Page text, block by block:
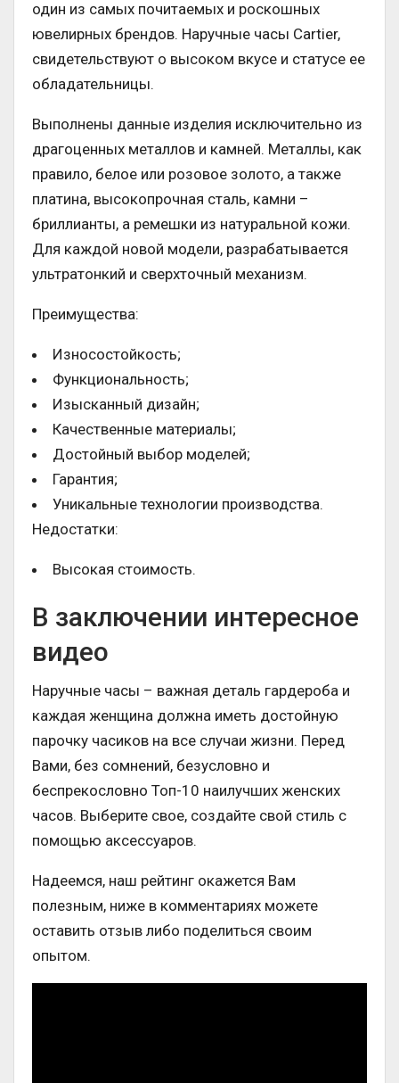
один из самых почитаемых и роскошных
ювелирных брендов. Наручные часы Cartier,
свидетельствуют о высоком вкусе и статусе ее
обладательницы.
Выполнены данные изделия исключительно из
драгоценных металлов и камней. Металлы, как
правило, белое или розовое золото, а также
платина, высокопрочная сталь, камни –
бриллианты, а ремешки из натуральной кожи.
Для каждой новой модели, разрабатывается
ультратонкий и сверхточный механизм.
Преимущества:
Износостойкость;
Функциональность;
Изысканный дизайн;
Качественные материалы;
Достойный выбор моделей;
Гарантия;
Уникальные технологии производства.
Недостатки:
Высокая стоимость.
В заключении интересное
видео
Наручные часы – важная деталь гардероба и
каждая женщина должна иметь достойную
парочку часиков на все случаи жизни. Перед
Вами, без сомнений, безусловно и
беспрекословно Топ-10 наилучших женских
часов. Выберите свое, создайте свой стиль с
помощью аксессуаров.
Надеемся, наш рейтинг окажется Вам
полезным, ниже в комментариях можете
оставить отзыв либо поделиться своим
опытом.